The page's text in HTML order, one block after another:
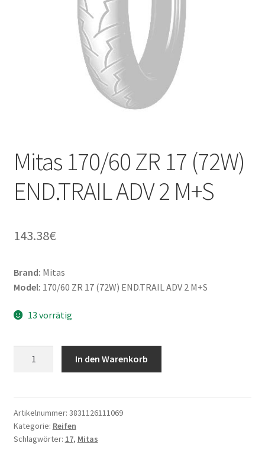
Mitas 170/60 ZR 17 (72W)
END.TRAIL ADV 2 M+S
143.38€
Brand: Mitas
Model: 170/60 ZR 17 (72W) END.TRAIL ADV 2 M+S
13 vorrätig
(72W)
END.TRAIL
ADV
In den Warenkorb
Artikelnummer: 3831126111069
Kategorie: Reifen
Schlagwörter: 17, Mitas